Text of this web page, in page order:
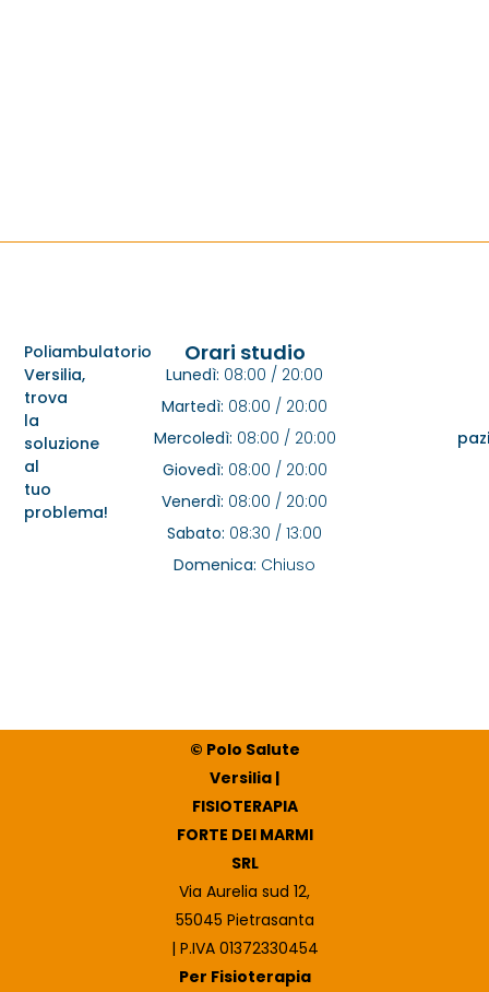
Orari studio
Lunedì: 08:00 / 20:00
Martedì: 08:00 / 20:00
Mercoledì: 08:00 / 20:00
Giovedì: 08:00 / 20:00
Venerdì: 08:00 / 20:00
Sabato: 08:30 / 13:00
Domenica: Chiuso
Poliambulatorio
Versilia,
trova
la
soluzione
al
tuo
problema!
© Polo Salute
Versilia |
FISIOTERAPIA
FORTE DEI MARMI
SRL
Via Aurelia sud 12,
55045 Pietrasanta
| P.IVA 01372330454
Per Fisioterapia